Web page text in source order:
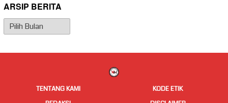
ARSIP BERITA
Arsip
Berita
TENTANG KAMI
KODE ETIK